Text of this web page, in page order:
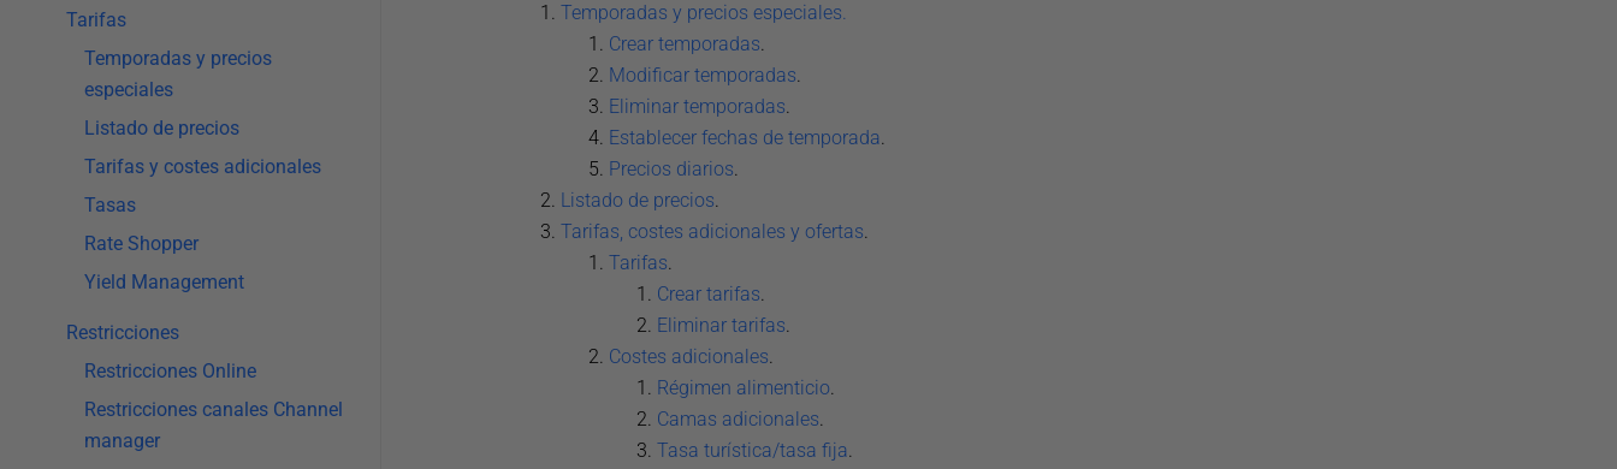
Tarifas
Temporadas y precios
especiales
Listado de precios
Tarifas y costes adicionales
Tasas
Rate Shopper
Yield Management
Restricciones
Restricciones Online
Restricciones canales Channel
manager
Temporadas y precios especiales.
Crear temporadas.
Modificar temporadas.
Eliminar temporadas.
Establecer fechas de temporada.
Precios diarios.
Listado de precios.
Tarifas, costes adicionales y ofertas.
Tarifas.
Crear tarifas.
Eliminar tarifas.
Costes adicionales.
Régimen alimenticio.
Camas adicionales.
Tasa turística/tasa fija.